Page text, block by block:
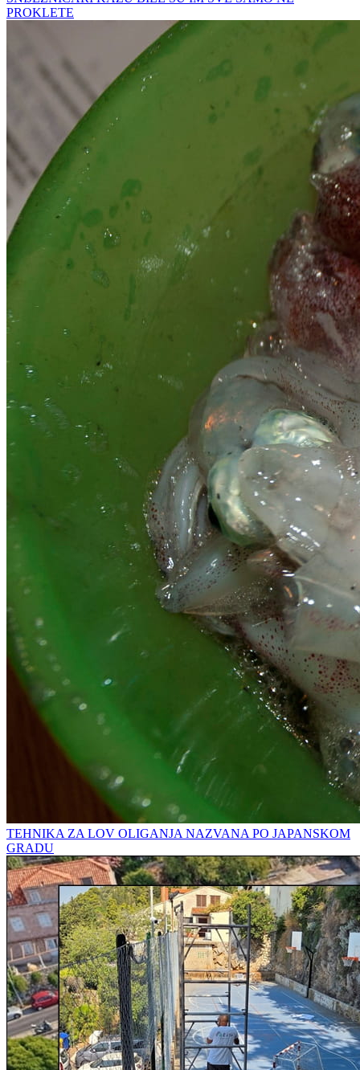
PROKLETE
TEHNIKA ZA LOV OLIGANJA NAZVANA PO JAPANSKOM
GRADU